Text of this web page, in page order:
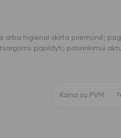
arba higienai skirta priemonė;
papildyti; pasirinkimui
Kaina su PVM